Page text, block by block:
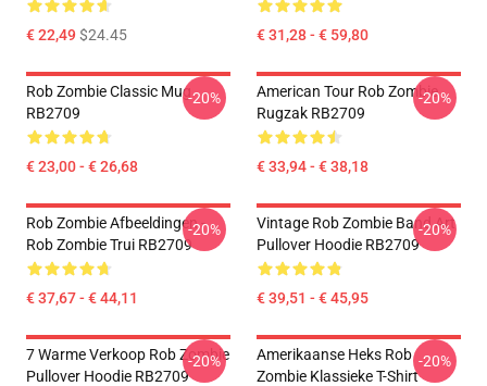
€ 22,49$24.45 € 31,28 - € 59,80
Rob Zombie Classic Mug
RB2709
€ 23,00 - € 26,68
-20%
American Tour Rob Zombie
Rugzak RB2709
€ 33,94 - € 38,18
-20%
Rob Zombie Afbeeldingen -
Rob Zombie Trui RB2709
€ 37,67 - € 44,11
-20%
Vintage Rob Zombie Band Art
Pullover Hoodie RB2709
€ 39,51 - € 45,95
-20%
7 Warme Verkoop Rob Zombie
Pullover Hoodie RB2709
-20%
Amerikaanse Heks Rob
Zombie Klassieke T-Shirt
-20%